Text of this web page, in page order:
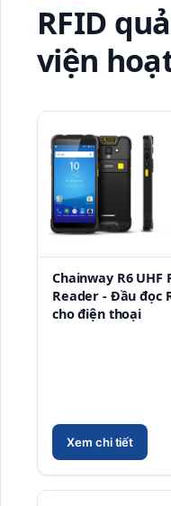
RFID
viện
Chainway R6 UHF
Reader - Đầu đọc
cho điện thoại
Xem chi tiết